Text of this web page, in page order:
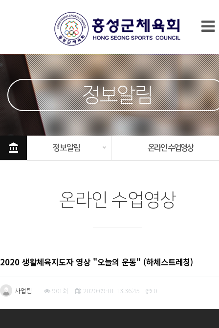
정보알림
account_balance 정보알림 온라인 수업영상
온라인 수업영상
2020 생활체육지도자 영상 "오늘의 운동" (하체스트레칭)
사업팀 901회 2020-09-01 13:36:45 0